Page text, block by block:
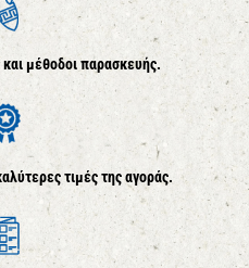
μέθοδοι παρασκευής.
τιμές της αγοράς.